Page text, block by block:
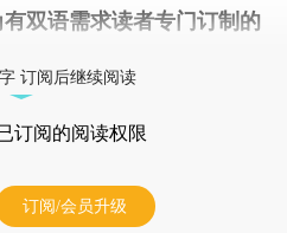
双语需求读者专门订制的
订阅后继续阅读
订阅的阅读权限
订阅/会员升级